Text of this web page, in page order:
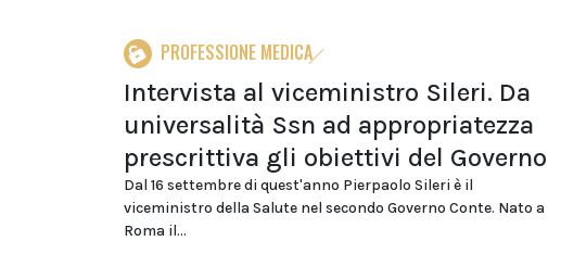
PROFESSIONE MEDICA
Intervista al viceministro Sileri. Da
universalità Ssn ad appropriatezza
prescrittiva gli obiettivi del Governo
Dal 16 settembre di quest'anno Pierpaolo Sileri è il
viceministro della Salute nel secondo Governo Conte. Nato a
Roma il...